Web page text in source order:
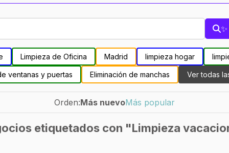
Limpieza de Oficina Madrid limpieza hogar
ventanas y puertas Eliminación de manchas Ver todas
Orden:Más nuevoMás popular
etiquetados con "Limpieza